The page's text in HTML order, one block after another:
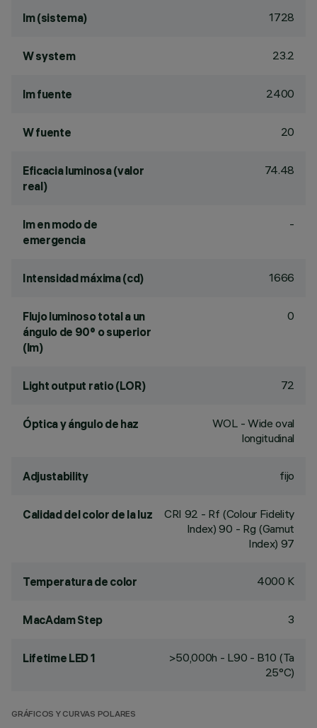
lm (sistema) 1728
W system 23.2
lm fuente 2400
W fuente 20
Eficacia luminosa (valor
real)
74.48
lm en modo de
emergencia
-
Intensidad máxima (cd) 1666
Flujo luminoso total a un
ángulo de 90° o superior
(lm)
0
Light output ratio (LOR) 72
Óptica y ángulo de haz
WOL - Wide oval
longitudinal
Adjustability fijo
Calidad del color de la luz CRI 92 - Rf (Colour Fidelity
Index) 90 - Rg (Gamut
Index) 97
Temperatura de color 4000 K
MacAdam Step 3
Lifetime LED 1
>50,000h - L90 - B10 (Ta
25°C)
GRÁFICOS Y CURVAS POLARES